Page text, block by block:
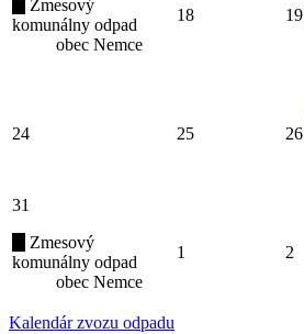
Zmesový
komunálny odpad
obec Nemce
18 19
24 25 26
31
Zmesový
komunálny odpad
obec Nemce
1 2
Kalendár zvozu odpadu